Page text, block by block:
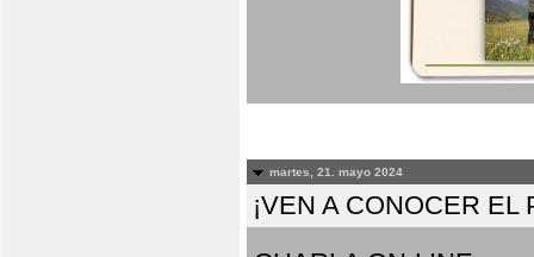
martes, 21. mayo 2024
¡VEN A CONOCER